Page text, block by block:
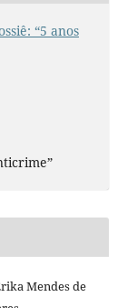
“5 anos
Mendes de